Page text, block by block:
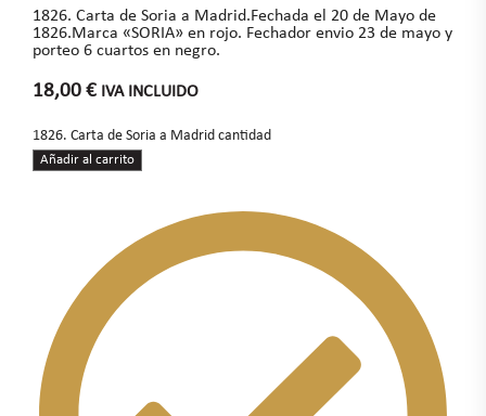
1826. Carta de Soria a Madrid.Fechada el 20 de Mayo de
1826.Marca «SORIA» en rojo. Fechador envio 23 de mayo y
porteo 6 cuartos en negro.
18,00 € IVA INCLUIDO
1826. Carta de Soria a Madrid cantidad
Añadir al carrito